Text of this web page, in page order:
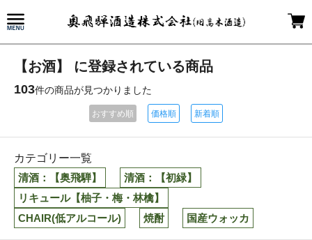
【お酒】 に登録されている商品
103件の商品が見つかりました
おすすめ順 価格順 新着順
カテゴリー一覧
清酒：【奥飛騨】
清酒：【初緑】
リキュール【柚子・梅・林檎】
CHAIR(低アルコール)
焼酎 国産ウォッカ